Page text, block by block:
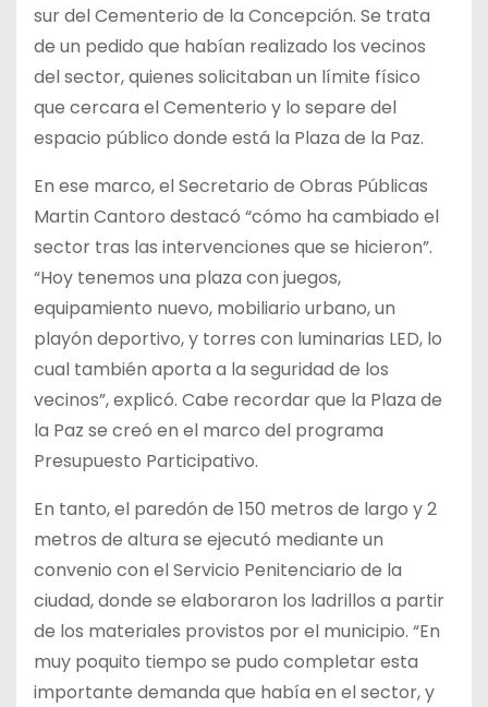
sur del Cementerio de la Concepción. Se trata
de un pedido que habían realizado los vecinos
del sector, quienes solicitaban un límite físico
que cercara el Cementerio y lo separe del
espacio público donde está la Plaza de la Paz.
En ese marco, el Secretario de Obras Públicas
Martin Cantoro destacó “cómo ha cambiado el
sector tras las intervenciones que se hicieron”.
“Hoy tenemos una plaza con juegos,
equipamiento nuevo, mobiliario urbano, un
playón deportivo, y torres con luminarias LED, lo
cual también aporta a la seguridad de los
vecinos”, explicó. Cabe recordar que la Plaza de
la Paz se creó en el marco del programa
Presupuesto Participativo.
En tanto, el paredón de 150 metros de largo y 2
metros de altura se ejecutó mediante un
convenio con el Servicio Penitenciario de la
ciudad, donde se elaboraron los ladrillos a partir
de los materiales provistos por el municipio. “En
muy poquito tiempo se pudo completar esta
importante demanda que había en el sector, y